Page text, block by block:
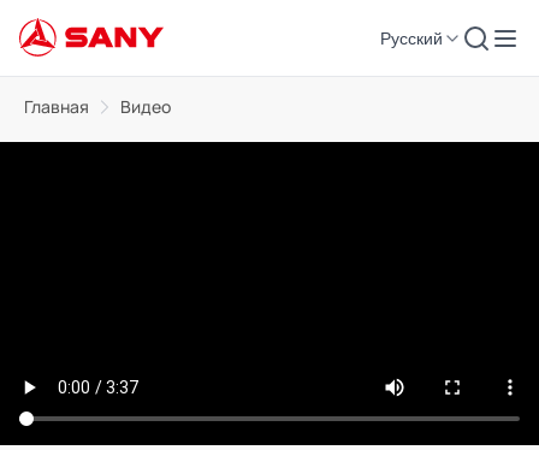
Русский
Главная Видео